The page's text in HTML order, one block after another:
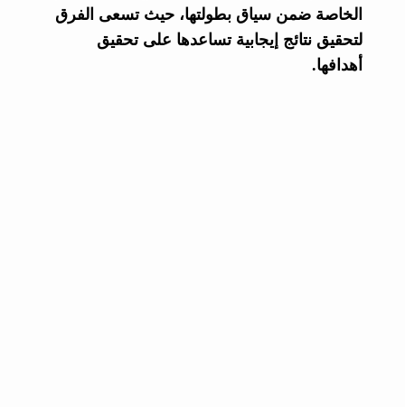
الخاصة ضمن سياق بطولتها، حيث تسعى الفرق
لتحقيق نتائج إيجابية تساعدها على تحقيق
أهدافها.